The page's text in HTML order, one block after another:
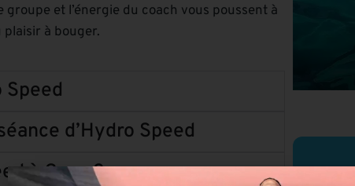
et l’énergie du coach vous poussent à
à bouger.
Speed
d’Hydro Speed
à Caen ?